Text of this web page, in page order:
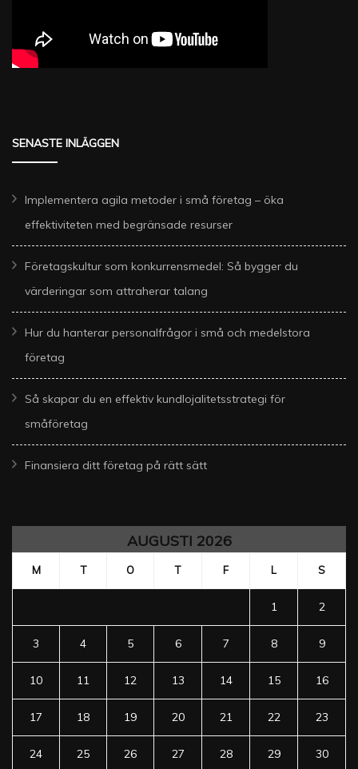
SENASTE INLÄGGEN
Implementera agila metoder i små företag – öka
effektiviteten med begränsade resurser
Företagskultur som konkurrensmedel: Så bygger du
värderingar som attraherar talang
Hur du hanterar personalfrågor i små och medelstora
företag
Så skapar du en effektiv kundlojalitetsstrategi för
småföretag
Finansiera ditt företag på rätt sätt
AUGUSTI 2026
M T O T F L S
1 2
3 4 5 6 7 8 9
10 11 12 13 14 15 16
17 18 19 20 21 22 23
24 25 26 27 28 29 30